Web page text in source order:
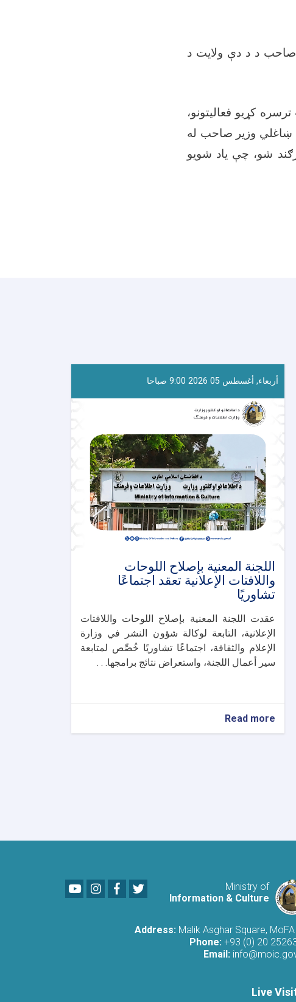
صاحب د د دې ولایت د
کړیو فعالیتونو،
د ښاغلي وزیر صاحب له
شو، چې یاد شویو
أربعاء, أغسطس 05 2026 9:00 صباحا
اللجنة المعنية بإصلاح اللوحات
واللافتات الإعلانية تعقد اجتماعًا
تشاوريًا
عقدت اللجنة المعنية بإصلاح اللوحات واللافتات
الإعلانية، التابعة لوكالة شؤون النشر في وزارة
الإعلام والثقافة، اجتماعًا تشاوريًا خُصِّص لمتابعة
سير أعمال اللجنة، واستعراض نتائج برامجها. . .
Read more
اللجنة
Ministry of
Information & Culture
YoutubeLinkedIn
Facebook
Address: Malik Asghar Square, MoFA
Phone: +93 (0) 20
Email:
Live